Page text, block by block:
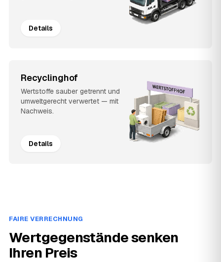
Details
Recyclinghof
Wertstoffe sauber getrennt und
umweltgerecht verwertet — mit
Nachweis.
Details
FAIRE VERRECHNUNG
Wertgegenstände senken
Ihren Preis